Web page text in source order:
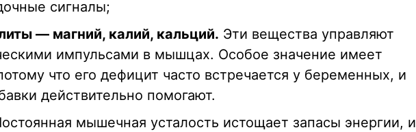
сигналы;
— магний, калий, кальций. Эти вещества управляют
импульсами в мышцах. Особое значение имеет
что его дефицит часто встречается у беременных, и
действительно помогают.
мышечная усталость истощает запасы энергии, и